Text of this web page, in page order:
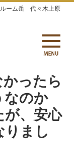
ルーム岳 代々木上原
ったら
なのか
が、安心
りまし